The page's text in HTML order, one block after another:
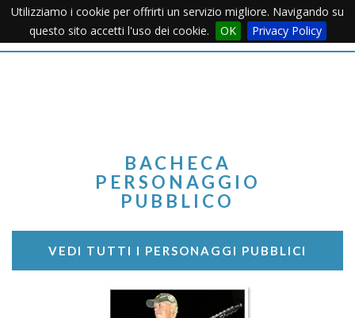
Utilizziamo i cookie per offrirti un servizio migliore. Navigando su
questo sito accetti l'uso dei cookie.
OK Privacy PolicyMenu
BACHECA
PERSONAGGIO
PUBBLICO
VEDI TUTTI I PERSONAGGI PUBBLICI